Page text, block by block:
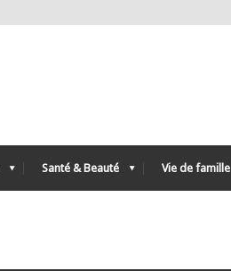
Santé & Beauté Vie de famille